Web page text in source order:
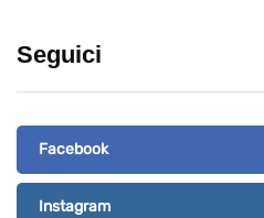
Seguici
Facebook
Instagram